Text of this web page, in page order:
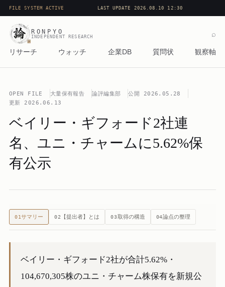
FILE SYSTEM ACTIVE LAST UPDATE 2026.08.10 12:30
RONPYO
INDEPENDENT RESEARCH
リサーチ ウォッチ 企業DB 質問状 観察軸
⌕
OPEN FILE 大量保有報告 論評編集部 公開
2026.05.28
更新 2026.06.13
ベイリー・ギフォード2社連
名、ユニ・チャームに5.62%保
有公示
01サマリー 02 【提出者】とは 03取得の構造 04論点の整理
ベイリー・ギフォード2社が合計5.62%・
104,670,305株のユニ・チャーム株保有を新規公